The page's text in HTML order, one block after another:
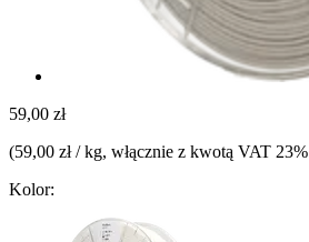
59,00 zł
(59,00 zł / kg, włącznie z kwotą VAT 23%
Kolor: